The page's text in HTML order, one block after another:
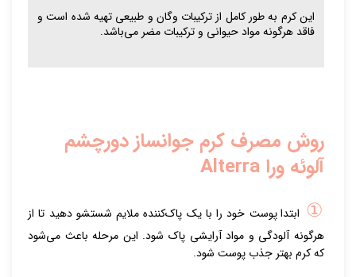
این کرم به طور کامل از ترکیبات وگان و طبیعی تهیه شده است و
فاقد هرگونه مواد حیوانی و ترکیبات مضر می‌باشد.
روش مصرف کرم جوانساز دورچشم
آلوئه ورا Alterra
① ابتدا پوست خود را با یک پاک‌کننده ملایم شستشو دهید تا از
هرگونه آلودگی و مواد آرایشی پاک شود. این مرحله باعث می‌شود
که کرم بهتر جذب پوست شود.